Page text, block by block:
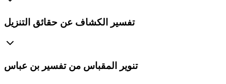
تفسير الكشاف عن حقائق التنزيل
تنوير المقباس من تفسير بن عباس